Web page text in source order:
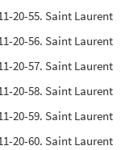
20-55. Saint Laurent
20-56. Saint Laurent
20-57. Saint Laurent
20-58. Saint Laurent
20-59. Saint Laurent
20-60. Saint Laurent